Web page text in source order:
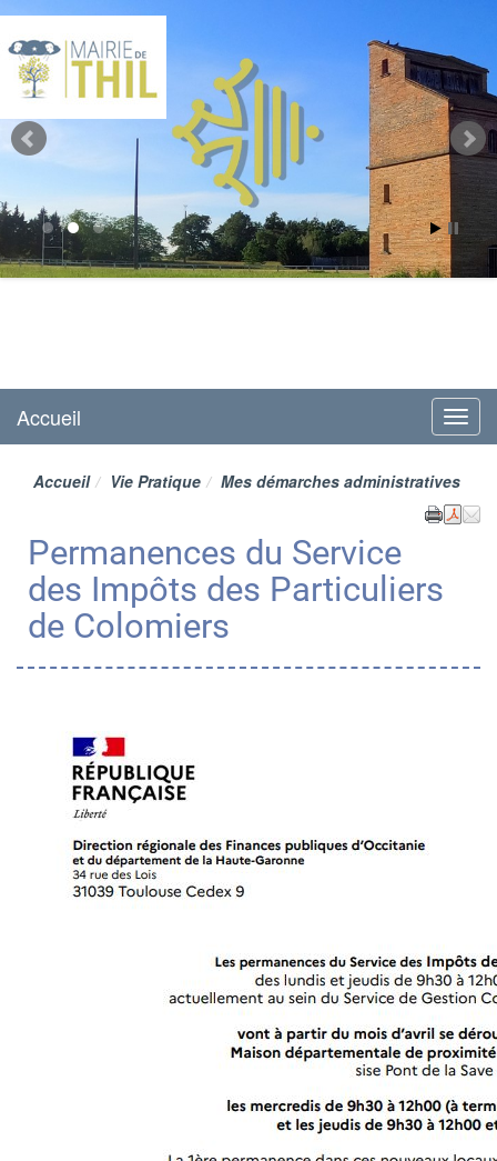
Mairie de Thil
site officiel
Menu
Accueil
Accueil Vie Pratique Mes démarches administratives
Permanences du Service
des Impôts des Particuliers
de Colomiers